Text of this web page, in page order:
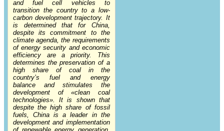
and fuel cell vehicles to
transition the country to a low-
carbon development trajectory. It
is determined that for China,
despite its commitment to the
climate agenda, the requirements
of energy security and economic
efficiency are a priority. This
determines the preservation of a
high share of coal in the
country’s fuel and energy
balance and stimulates the
development of «clean coal
technologies». It is shown that
despite the high share of fossil
fuels, China is a leader in the
development and implementation